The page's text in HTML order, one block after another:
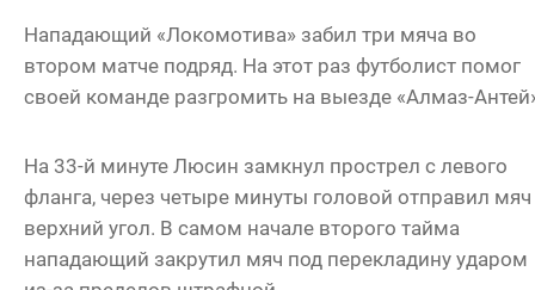
Нападающий «Локомотива» забил три мяча во
втором матче подряд. На этот раз футболист помог
своей команде разгромить на выезде «Алмаз-
На 33-й минуте Люсин замкнул прострел с левого
фланга, через четыре минуты головой отправил
верхний угол. В самом начале второго тайма
нападающий закрутил мяч под перекладину ударом